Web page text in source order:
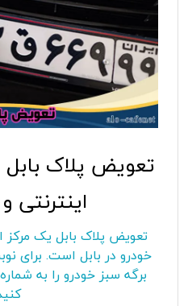
تعویض پلاک
اینترنتی
تعویض پلاک بابل یک مرکز
خودرو در بابل است. برای